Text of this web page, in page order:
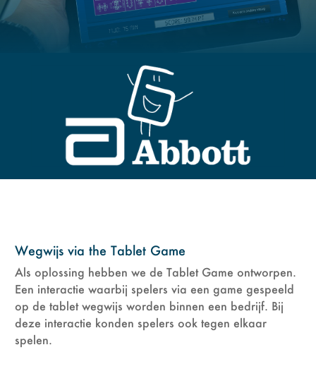
Wegwijs via the Tablet Game
Als oplossing hebben we de Tablet Game ontworpen.
Een interactie waarbij spelers via een game gespeeld
op de tablet wegwijs worden binnen een bedrijf. Bij
deze interactie konden spelers ook tegen elkaar
spelen.